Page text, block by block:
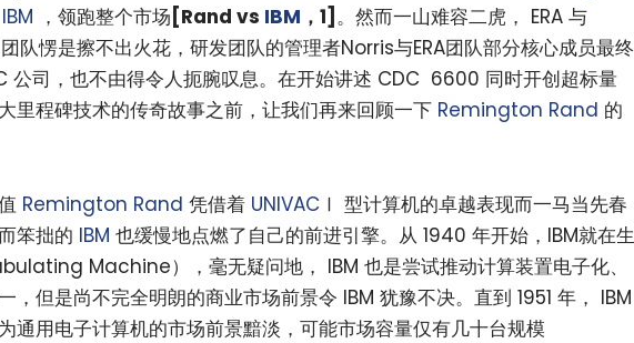
IBM ，领跑整个市场 [Rand vs IBM ，1] 。然而一山难容二虎， ERA 与
团队愣是擦不出火花，研发团队的管理者Norris与ERA团队部分核心成员最终
公司，也不由得令人扼腕叹息。在开始讲述 CDC 6600 同时开创超标量
里程碑技术的传奇故事之前，让我们再来回顾一下 Remington Rand 的
Remington Rand 凭借着 UNIVAC Ⅰ 型计算机的卓越表现而一马当先春
笨拙的 IBM 也缓慢地点燃了自己的前进引擎。从 1940 年开始，IBM就在生
Machine），毫无疑问地， IBM 也是尝试推动计算装置电子化、
，但是尚不完全明朗的商业市场前景令 IBM 犹豫不决。直到 1951 年， IBM
通用电子计算机的市场前景黯淡，可能市场容量仅有几十台规模